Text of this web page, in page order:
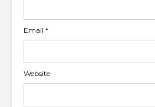
Email *
Website